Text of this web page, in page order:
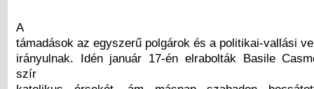
A
támadások az egyszerű polgárok és a politikai-vallási
irányulnak. Idén január 17-én elrabolták Basile
szír